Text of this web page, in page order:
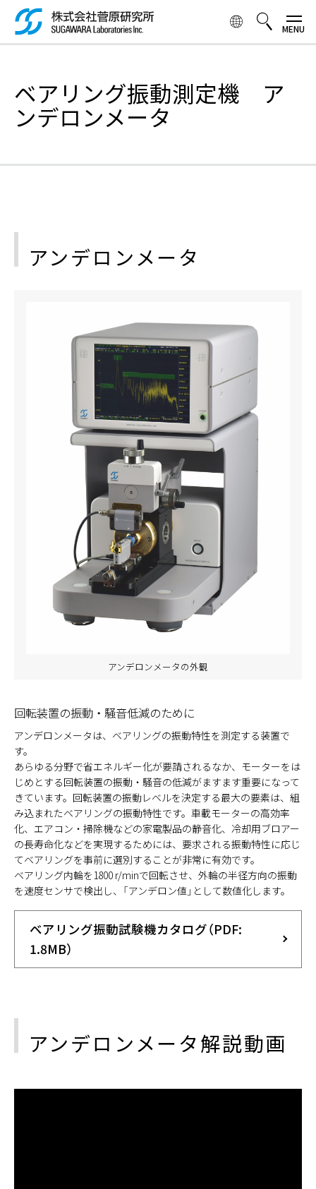
メ
イ
テ
ン
ツ
動
ベアリング振動測定機 ア
ンデロンメータ
アンデロンメータ
アンデロンメータの外観
回転装置の振動・騒音低減のために
アンデロンメータは、ベアリングの振動特性を測定する装置で
す。
あらゆる分野で省エネルギー化が要請されるなか、モーターをは
じめとする回転装置の振動・騒音の低減がますます重要になって
きています。回転装置の振動レベルを決定する最大の要素は、組
み込まれたベアリングの振動特性です。車載モーターの高効率
化、エアコン・掃除機などの家電製品の静音化、冷却用ブロアー
の長寿命化などを実現するためには、要求される振動特性に応じ
てベアリングを事前に選別することが非常に有効です。
ベアリング内輪を1800 r/minで回転させ、外輪の半径方向の振動
を速度センサで検出し、「アンデロン値」として数値化します。
ベアリング振動試験機カタログ（PDF:
1.8MB）
アンデロンメータ解説動画